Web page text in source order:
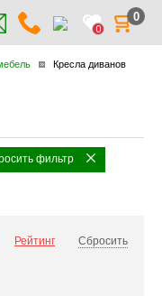
0
0
Кресла диванов
фильтр
Рейтинг Сбросить